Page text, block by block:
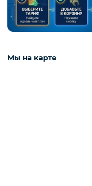
Мы на карте